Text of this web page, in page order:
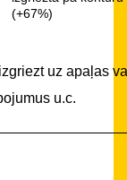
(+67%)
uz apaļas
u.c.